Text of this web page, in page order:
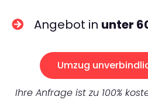
Angebot in unter
Umzug
Ihre Anfrage ist zu 100%